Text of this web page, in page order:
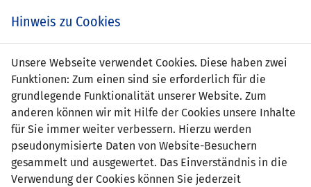
Selin Kurt
Position:
Geburtsdatum: 31. Mai 1999
aktueller Verein: FC Vaduz
Hinweis zu Cookies
Unsere Webseite verwendet Cookies. Diese haben zwei
Funktionen: Zum einen sind sie erforderlich für die
grundlegende Funktionalität unserer Website. Zum
anderen können wir mit Hilfe der Cookies unsere Inhalte
für Sie immer weiter verbessern. Hierzu werden
pseudonymisierte Daten von Website-Besuchern
gesammelt und ausgewertet. Das Einverständnis in die
Verwendung der Cookies können Sie jederzeit